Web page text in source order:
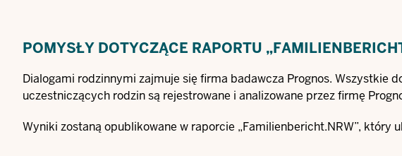
POMYSŁY DOTYCZĄCE RAPORTU
Dialogami rodzinnymi zajmuje się firma badawcza Prognos. Wszystkie
uczestniczących rodzin są rejestrowane i analizowane przez firmę
Wyniki zostaną opublikowane w raporcie „Familienbericht.NRW”, który